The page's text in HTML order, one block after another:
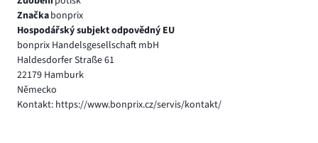
Značkabonprix
Hospodářský subjekt odpovědný EU
bonprix Handelsgesellschaft mbH
Haldesdorfer Straße 61
22179 Hamburk
Německo
Kontakt: https://www.bonprix.cz/servis/kontakt/